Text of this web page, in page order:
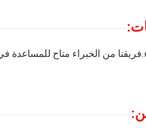
من الخبراء متاح